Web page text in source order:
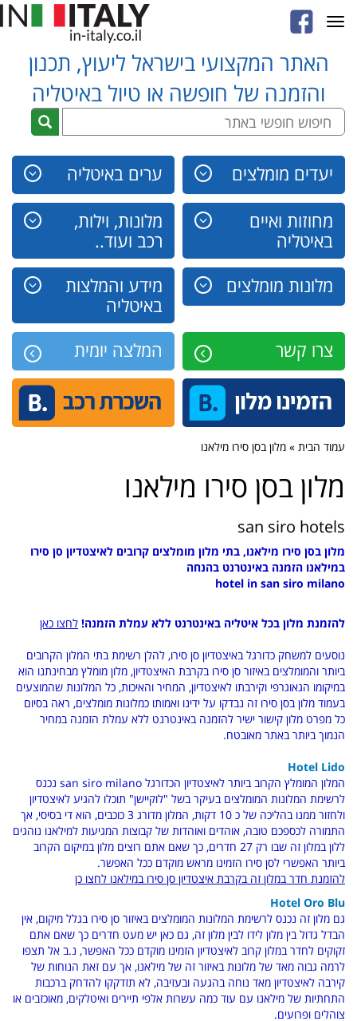
האתר המקצועי בישראל ליעוץ, תכנון
והזמנה של חופשה או טיול באיטליה
יעדים מומלצים ערים באיטליה
מחוזות ואיים
באיטליה
מלונות, וילות,
רכב ועוד..
מלונות מומלצים
מידע והמלצות
באיטליה
צרו קשר
המלצה יומית
Toggle
navigation
עמוד הבית » מלון בסן סירו מילאנו
מלון בסן סירו מילאנו
san siro hotels
מלון בסן סירו מילאנו, בתי מלון מומלצים קרובים לאיצטדיון סן סירו
במילאנו הזמנה באינטרנט בהנחה
hotel in san siro milano
להזמנת מלון בכל איטליה באינטרנט ללא עמלת הזמנה! לחצו כאן
נוסעים למשחק כדורגל באיצטדיון סן סירו, להלן רשימת בתי המלון הקרובים
ביותר והמומלצים באיזור סן סירו בקרבת האיצטדיון, מלון מומלץ מבחינתנו הוא
במיקומו הגאוגרפי וקירבתו לאיצטדיון, המחיר והאיכות, כל המלונות שהמוצעים
בעמוד מלון בסן סירו זה נבדקו על ידינו ואמותו כמלונות מומלצים, ראה בסיום
כל מפרט מלון קישור ישיר להזמנה באינטרנט ללא עמלת הזמנה במחיר
הנמוך ביותר באתר מאובטח.
Hotel Lido
המלון המומלץ הקרוב ביותר לאיצטדיון הכדורגל san siro milano נכנס
לרשימת המלונות המומלצים בעיקר בשל "לוקיישן" תוכלו להגיע לאיצטדיון
ולחזור ממנו בהליכה של כ 10 דקות, המלון מדורג 3 כוכבים, הוא די בסיסי, אך
התמורה לכספכם טובה, אוהדים ואוהדות של קבוצות המגיעות למילאנו נוהגים
ללון במלון זה שבו רק 27 חדרים, כך שאם אתם רוצים מלון במיקום הקרוב
ביותר האפשרי לסן סירו הזמינו מראש מוקדם ככל האפשר.
להזמנת חדר במלון זה בקרבת איצטדיון סן סירו במילאנו לחצו כן
Hotel Oro Blu
גם מלון זה נכנס לרשימת המלונות המומלצים באיזור סן סירו בגלל מיקום, אין
הבדל גדול בין מלון לידו לבין מלון זה, גם כאן יש מעט חדרים כך שאם אתם
זקוקים לחדר במלון קרוב לאיצטדיון הזמינו מוקדם ככל האפשר, נ.ב אל תצפו
לרמה גבוה מאד של מלונות באיזור זה של מילאנו, אך עם זאת הנוחות של
קירבה לאיצטדיון מאד נוחה בהגעה ובעזיבה, לא תזדקקו להדחק ברכבות
התחתיות של מילאנו עם עוד כמה עשרות אלפי תיירים ואיטלקים, מאוכזבים או
צוהלים ופרועים.